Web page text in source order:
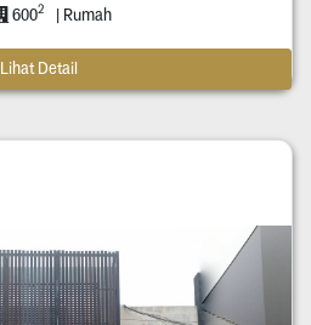
6002 | Rumah
Lihat Detail